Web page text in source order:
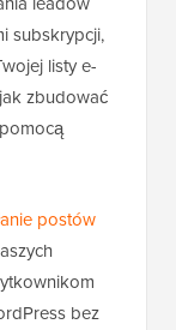
subskrypcji,
listy e-
zbudować
postów
bez